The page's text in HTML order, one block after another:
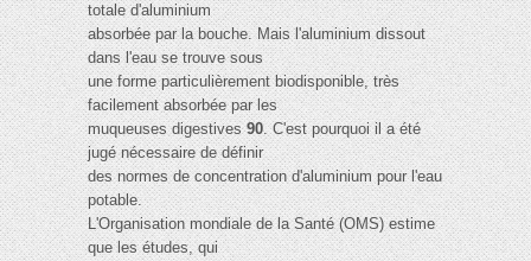
totale d'aluminium
absorbée par la bouche. Mais l'aluminium dissout
dans l'eau se trouve sous
une forme particulièrement biodisponible, très
facilement absorbée par les
muqueuses digestives90. C'est pourquoi il a été
jugé nécessaire de définir
des normes de concentration d'aluminium pour l'eau
potable.
L'Organisation mondiale de la Santé (OMS) estime
que les études, qui